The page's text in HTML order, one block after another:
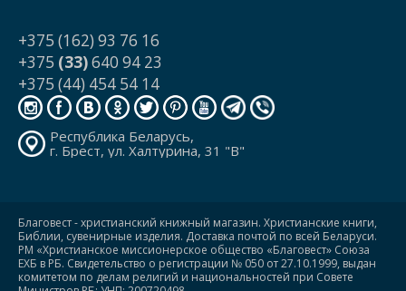
+375 (162) 93 76 16
+375 (33)640 94 23
+375 (44) 454 54 14
Республика Беларусь,
г. Брест, ул. Халтурина, 31 "В"
Благовест - христианский книжный магазин. Христианские книги,
Библии, сувенирные изделия. Доставка почтой по всей Беларуси.
РМ «Христианское миссионерское общество «Благовест» Союза
ЕХБ в РБ. Свидетельство о регистрации № 050 от 27.10.1999, выдан
комитетом по делам религий и национальностей при Совете